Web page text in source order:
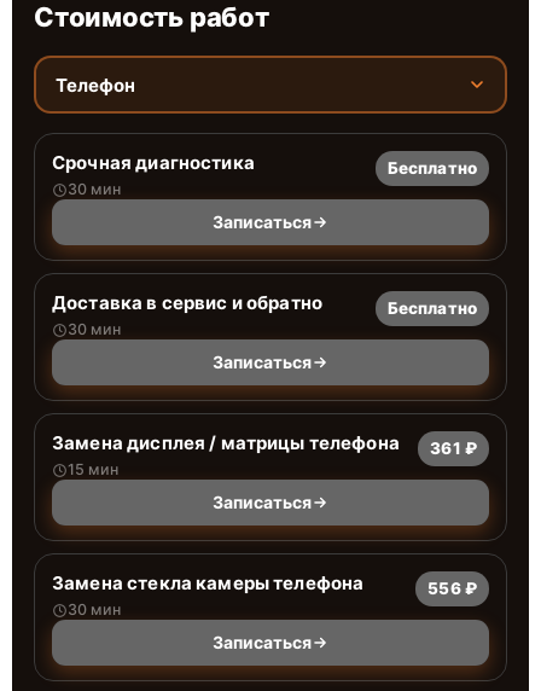
Стоимость работ
Телефон
Срочная диагностика
30 мин
Бесплатно
Записаться
Доставка в сервис и обратно
30 мин
Бесплатно
Записаться
Замена дисплея / матрицы телефона
15 мин
361 ₽
Записаться
Замена стекла камеры телефона
30 мин
556 ₽
Записаться